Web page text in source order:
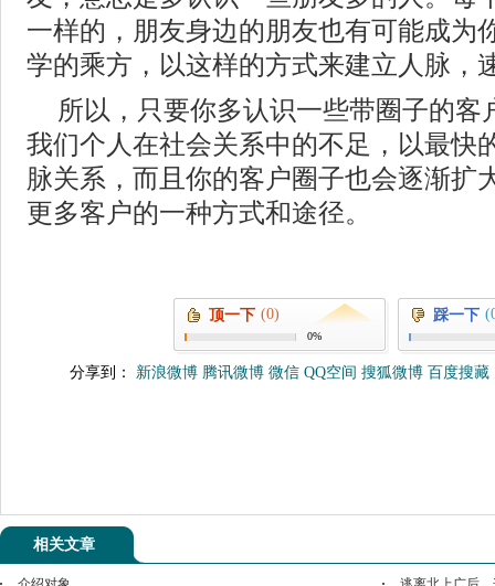
一样的，朋友身边的朋友也有可能成为
学的乘方，以这样的方式来建立人脉，
所以，只要你多认识一些带圈子的客
我们个人在社会关系中的不足，以最快
脉关系，而且你的客户圈子也会逐渐扩
更多客户的一种方式和途径。
顶一下 (0)
0%
踩一下
分享到： 新浪微博 腾讯微博 微信 QQ空间 搜狐微博 百度搜藏
相关文章